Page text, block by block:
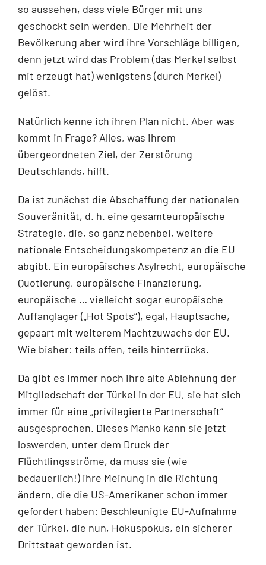
so aussehen, dass viele Bürger mit uns
geschockt sein werden. Die Mehrheit der
Bevölkerung aber wird ihre Vor­schläge billigen,
denn jetzt wird das Problem (das Merkel selbst
mit erzeugt hat) we­nigstens (durch Merkel)
gelöst.
Natürlich kenne ich ihren Plan nicht. Aber was
kommt in Frage? Alles, was ihrem
übergeordneten Ziel, der Zerstörung
Deutschlands, hilft.
Da ist zunächst die Abschaffung der nationalen
Souveränität, d. h. eine gesamteuro­päische
Strategie, die, so ganz nebenbei, weitere
nationale Entscheidungskompetenz an die EU
abgibt. Ein europäisches Asylrecht, europäische
Quotierung, europäische Finanzierung,
europäische … vielleicht sogar europäische
Auffanglager („Hot Spots“), egal, Hauptsache,
gepaart mit weiterem Machtzuwachs der EU.
Wie bisher: teils offen, teils hinterrücks.
Da gibt es immer noch ihre alte Ablehnung der
Mitgliedschaft der Türkei in der EU, sie hat sich
immer für eine „privilegierte Partnerschaft“
ausgesprochen. Dieses Manko kann sie jetzt
loswerden, unter dem Druck der
Flüchtlingsströme, da muss sie (wie
bedauerlich!) ihre Meinung in die Richtung
ändern, die die US-Amerikaner schon im­mer
gefordert haben: Beschleunigte EU-Aufnahme
der Türkei, die nun, Hokuspokus, ein sicherer
Drittstaat geworden ist.